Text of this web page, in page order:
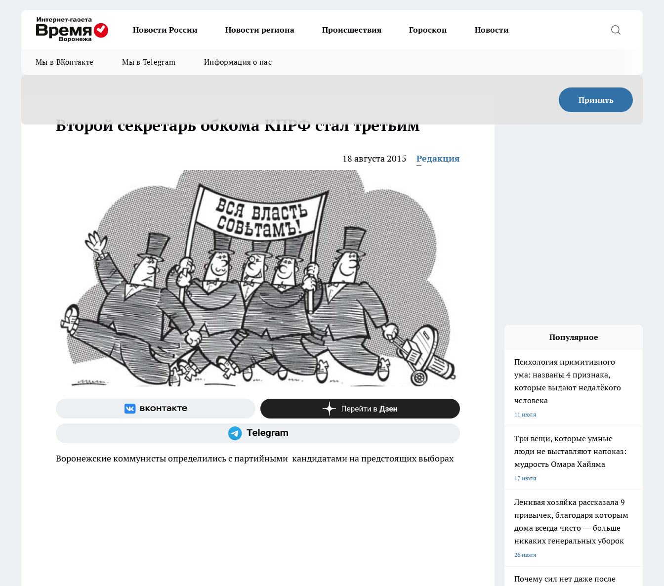
Новости России Новости региона Происшествия Гороскоп Новости
Мы в ВКонтакте Мы в Telegram Информация о нас
Принять
Второй секретарь обкома КПРФ стал третьим
18 августа 2015 Редакция
Воронежские коммунисты определились с партийными кандидатами на предстоящих выборах
Популярное
Психология примитивного
ума: названы 4 признака,
которые выдают недалёкого
человека
11 июля
Три вещи, которые умные
люди не выставляют напоказ:
мудрость Омара Хайяма
17 июля
Ленивая хозяйка рассказала 9
привычек, благодаря которым
дома всегда чисто — больше
никаких генеральных уборок
26 июля
Почему сил нет даже после